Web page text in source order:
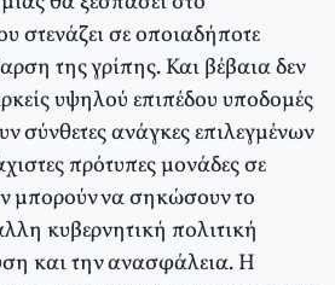
στενάζει σε οποιαδήποτε
της γρίπης. Και βέβαια δεν
υψηλού επιπέδου υποδομές
σύνθετες ανάγκες επιλεγμένων
πρότυπες μονάδες σε
μπορούν να σηκώσουν το
κυβερνητική πολιτική
και την ανασφάλεια. Η